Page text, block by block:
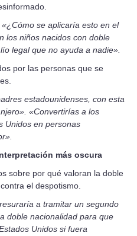
se aplicaría esto en el
los niños nacidos con doble
legal que no ayuda a nadie».
por las personas que se
estadounidenses, con esta
«Convertirías a los
Unidos en personas
más oscura
sobre por qué valoran la doble
el despotismo.
a tramitar un segundo
doble nacionalidad para que
Unidos si fuera